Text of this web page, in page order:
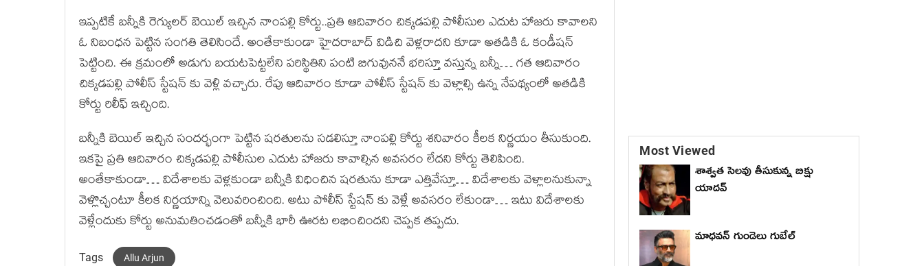
ఇప్పటికే బన్నీకి రెగ్యులర్ బెయిల్ ఇచ్చిన నాంపల్లి కోర్టు..ప్రతి ఆదివారం చిక్కడపల్లి పోలీసుల ఎదుట హాజరు కావాలని
ఓ నిబంధన పెట్టిన సంగతి తెలిసిందే. అంతేకాకుండా హైదరాబాద్ విడిచి వెళ్లరాదని కూడా అతడికి ఓ కండీషన్
పెట్టింది. ఈ క్రమంలో అడుగు బయటపెట్టలేని పరిస్థితిని పంటి బిగువుననే భరిస్తూ వస్తున్న బన్నీ… గత ఆదివారం
చిక్కడపల్లి పోలీస్ స్టేషన్ కు వెళ్లి వచ్చారు. రేపు ఆదివారం కూడా పోలీస్ స్టేషన్ కు వెళ్లాల్సి ఉన్న నేపథ్యంలో అతడికి
కోర్టు రిలీఫ్ ఇచ్చింది.
బన్నీకి బెయిల్ ఇచ్చిన సందర్భంగా పెట్టిన షరతులను సడలిస్తూ నాంపల్లి కోర్టు శనివారం కీలక నిర్ణయం తీసుకుంది.
ఇకపై ప్రతి ఆదివారం చిక్కడపల్లి పోలీసుల ఎదుట హాజరు కావాల్సిన అవసరం లేదని కోర్టు తెలిపింది.
అంతేకాకుండా… విదేశాలకు వెళ్లకుండా బన్నీకి విధించిన షరతును కూడా ఎత్తివేస్తూ… విదేశాలకు వెళ్లాలనుకున్నా
వెళ్లొచ్చంటూ కీలక నిర్ణయాన్ని వెలువరించింది. అటు పోలీస్ స్టేషన్ కు వెళ్లే అవసరం లేకుండా… ఇటు విదేశాలకు
వెళ్లేందుకు కోర్టు అనుమతించడంతో బన్నీకి భారీ ఊరట లభించిందని చెప్పక తప్పదు.
Tags Allu Arjun
Most Viewed
శాశ్వత సెలవు తీసుకున్న బిక్షు
యాదవ్
మాధ‌వ‌న్ గుండెలు గుబేల్‌